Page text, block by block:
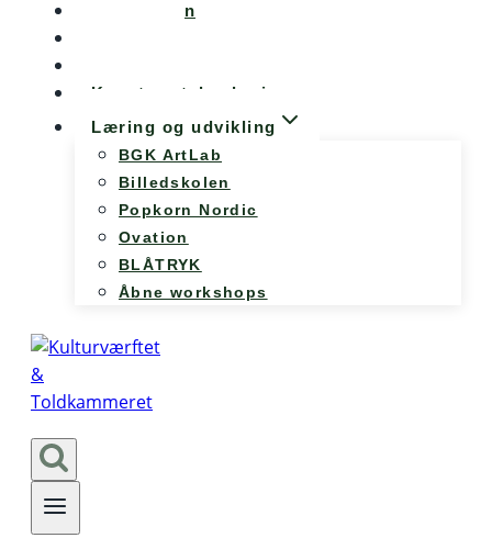
Kalenderen
Kunst og teknologi
Læring og udvikling
BGK ArtLab
Billedskolen
Popkorn Nordic
Ovation
BLÅTRYK
Åbne workshops